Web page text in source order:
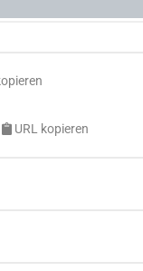
URL kopieren